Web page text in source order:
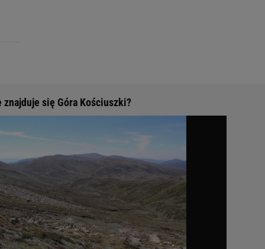
znajduje się Góra Kościuszki?